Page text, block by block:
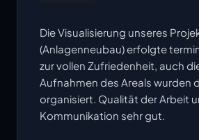
Die Visualisierung unseres
(Anlagenneubau) erfolgte
zur vollen Zufriedenheit, auch
Aufnahmen des Areals wurden
organisiert. Qualität der Arbeit
Kommunikation sehr gut.